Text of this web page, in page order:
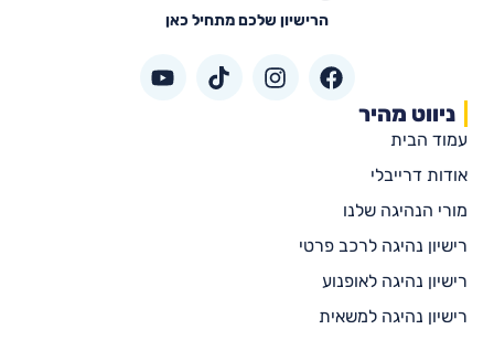
הרישיון שלכם מתחיל כאן
ניווט מהיר
עמוד הבית
אודות דרייבלי
מורי הנהיגה שלנו
רישיון נהיגה לרכב פרטי
רישיון נהיגה לאופנוע
רישיון נהיגה למשאית